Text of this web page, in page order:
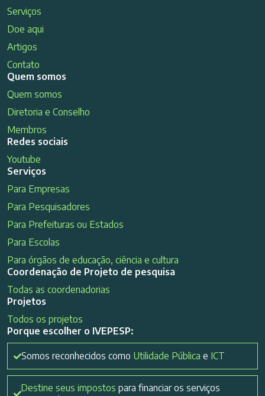
Serviços
Doe aqui
Artigos
Contato
Quem somos
Quem somos
Diretoria e Conselho
Membros
Redes sociais
Youtube
Serviços
Para Empresas
Para Pesquisadores
Para Prefeituras ou Estados
Para Escolas
Para órgãos de educação, ciência e cultura
Coordenação de Projeto de pesquisa
Todas as coordenadorias
Projetos
Todos os projetos
Porque escolher o IVEPESP:
Somos reconhecidos como Utilidade Pública e ICT
Destine seus impostos para financiar os serviços